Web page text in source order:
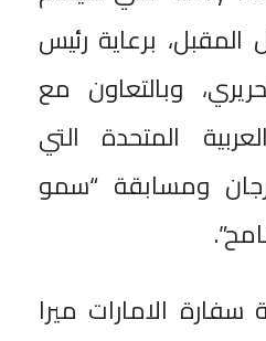
المقبل، برعاية رئيس
وبالتعاون مع
المتحدة التي
ومسابقة “سمو
الامارات ميرا